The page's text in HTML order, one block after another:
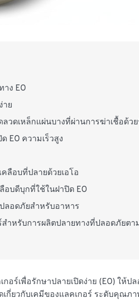
ง EO
าย
วดเหล็กแผ่นบางที่ผ่านการฆ่าเชื้อด้วย
EO ความเร็วสูง
ลือบที่ปลายด้วยเอโอ
อบดีบุกที่ใช้ในฝาปิด EO
ลอดภัยสำหรับอาหาร
ำหรับการผลิตปลายทางที่ปลอดภัยตา
ร์เพื่อรักษาปลายเปิดง่าย (EO) ให้ป
กี่ยวกับเคมีของแลคเกอร์ ระดับคุณภ